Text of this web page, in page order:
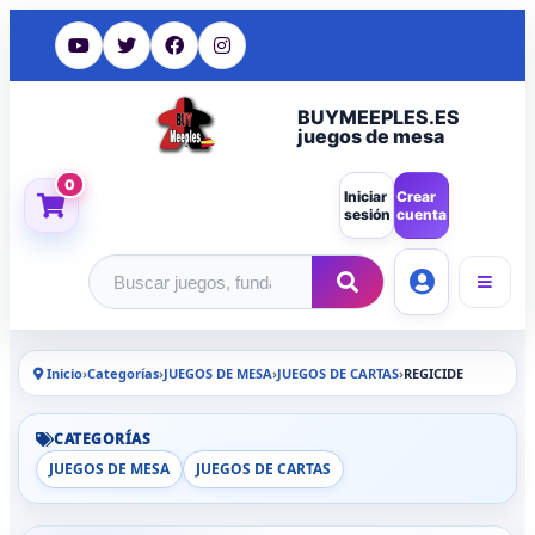
BUYMEEPLES.ES
juegos de mesa
0
Iniciar
sesión
Crear
cuenta
Buscar productos
Inicio›Categorías›JUEGOS DE MESA›JUEGOS DE CARTAS›REGICIDE
CATEGORÍAS
JUEGOS DE MESA
JUEGOS DE CARTAS